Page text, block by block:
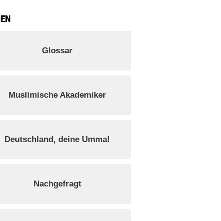
Glossar
Muslimische Akademiker
Deutschland, deine Umma!
Nachgefragt